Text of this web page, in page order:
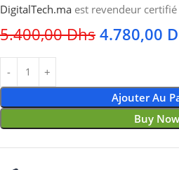
DigitalTech.ma est revendeur
5.400,00Dhs 4.780,00
Ajouter Au
Buy Now